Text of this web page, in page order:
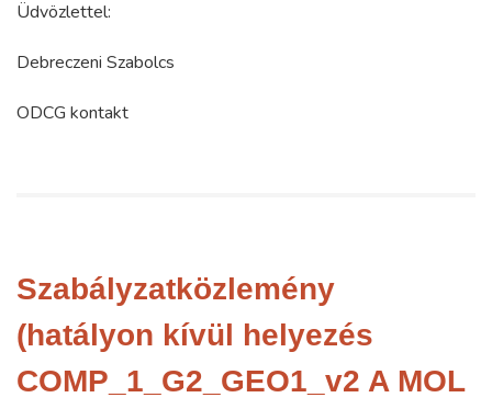
Üdvözlettel:
Debreczeni Szabolcs
ODCG kontakt
Szabályzatközlemény
(hatályon kívül helyezés
COMP_1_G2_GEO1_v2 A MOL